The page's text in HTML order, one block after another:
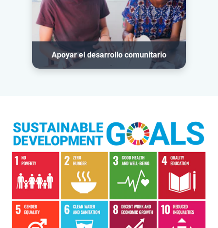
Apoyar el desarrollo comunitario